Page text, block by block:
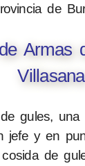
de
Armas
Villasana
gules, una
jefe y en
de